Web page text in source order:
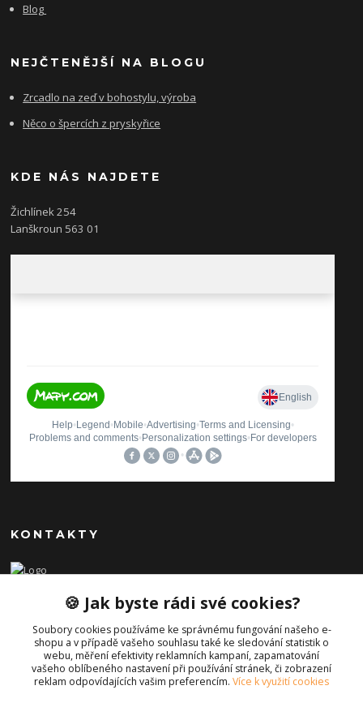
Blog
NEJČTENĚJŠÍ NA BLOGU
Zrcadlo na zeď v bohostylu, výroba
Něco o špercích z pryskyřice
KDE NÁS NAJDETE
Žichlínek 254
Lanškroun 563 01
KONTAKTY
+420 606654169
(Po-Pá, 8-16 hod.)
info@iporiginal.cz
🍪 Jak byste rádi své cookies?
Soubory cookies používáme ke správnému fungování našeho e-
shopu a v případě vašeho souhlasu také ke sledování statistik o
webu, měření efektivity reklamních kampaní, zapamatování
vašeho oblíbeného nastavení při používání stránek, či zobrazení
reklam odpovídajících vašim preferencím. Více k využití cookies